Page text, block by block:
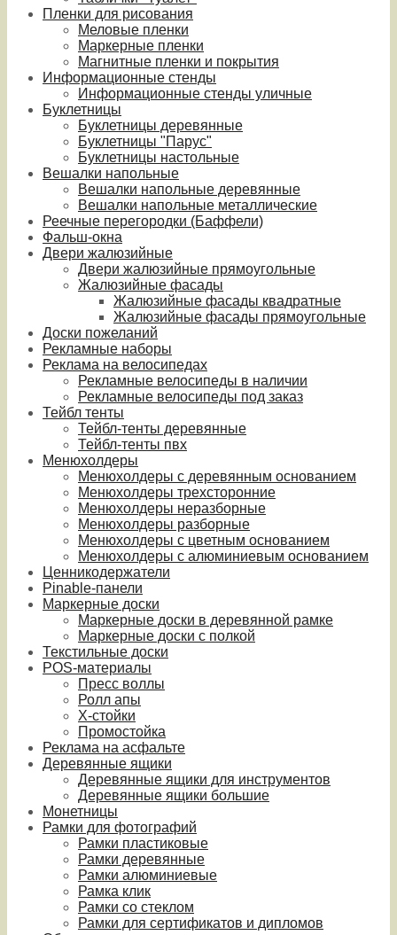
Пленки для рисования
Меловые пленки
Маркерные пленки
Магнитные пленки и покрытия
Информационные стенды
Информационные стенды уличные
Буклетницы
Буклетницы деревянные
Буклетницы "Парус"
Буклетницы настольные
Вешалки напольные
Вешалки напольные деревянные
Вешалки напольные металлические
Реечные перегородки (Баффели)
Фальш-окна
Двери жалюзийные
Двери жалюзийные прямоугольные
Жалюзийные фасады
Жалюзийные фасады квадратные
Жалюзийные фасады прямоугольные
Доски пожеланий
Рекламные наборы
Реклама на велосипедах
Рекламные велосипеды в наличии
Рекламные велосипеды под заказ
Тейбл тенты
Тейбл-тенты деревянные
Тейбл-тенты пвх
Менюхолдеры
Менюхолдеры с деревянным основанием
Менюхолдеры трехсторонние
Менюхолдеры неразборные
Менюхолдеры разборные
Менюхолдеры с цветным основанием
Менюхолдеры с алюминиевым основанием
Ценникодержатели
Pinable-панели
Маркерные доски
Маркерные доски в деревянной рамке
Маркерные доски с полкой
Текстильные доски
POS-материалы
Пресс воллы
Ролл апы
Х-стойки
Промостойка
Реклама на асфальте
Деревянные ящики
Деревянные ящики для инструментов
Деревянные ящики большие
Монетницы
Рамки для фотографий
Рамки пластиковые
Рамки деревянные
Рамки алюминиевые
Рамка клик
Рамки со стеклом
Рамки для сертификатов и дипломов